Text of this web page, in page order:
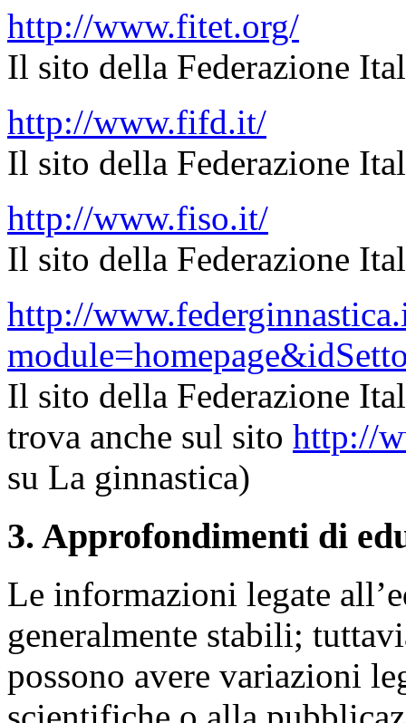
http://www.fitet.org/
Il sito della Federazione
http://www.fifd.it/
Il sito della Federazione
http://www.fiso.it/
Il sito della Federazione
http://
Il sito della Federazione
trova anche sul sito http://
su La ginnastica)
3. Approfondimenti di
Le informazioni legate
generalmente stabili;
possono avere variazioni